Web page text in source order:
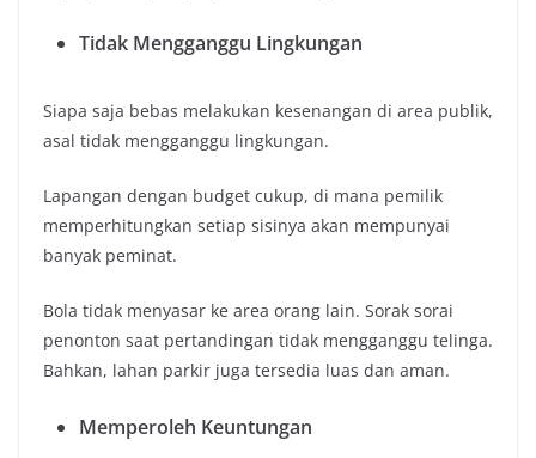
Tidak Mengganggu Lingkungan
Siapa saja bebas melakukan kesenangan di area publik,
asal tidak mengganggu lingkungan.
Lapangan dengan budget cukup, di mana pemilik
memperhitungkan setiap sisinya akan mempunyai
banyak peminat.
Bola tidak menyasar ke area orang lain. Sorak sorai
penonton saat pertandingan tidak mengganggu telinga.
Bahkan, lahan parkir juga tersedia luas dan aman.
Memperoleh Keuntungan